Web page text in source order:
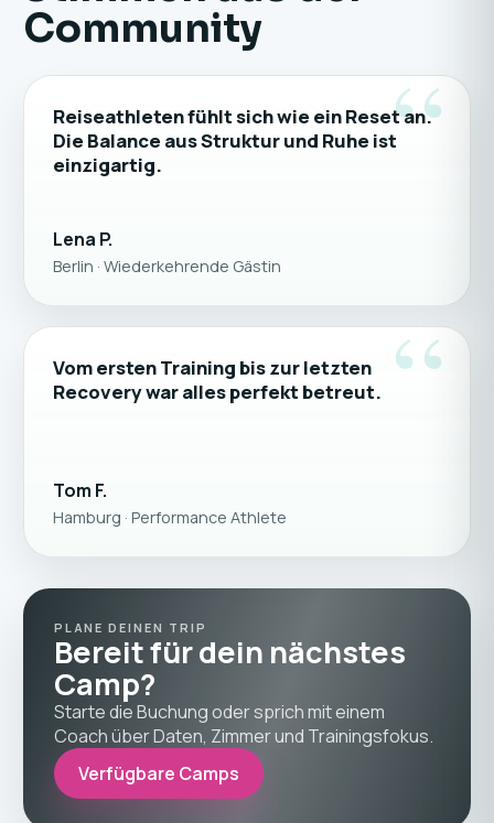
Community
“
Reiseathleten fühlt sich wie ein Reset an.
Die Balance aus Struktur und Ruhe ist
einzigartig.
Lena P.
Berlin · Wiederkehrende Gästin
“
Vom ersten Training bis zur letzten
Recovery war alles perfekt betreut.
Tom F.
Hamburg · Performance Athlete
PLANE DEINEN TRIP
Bereit für dein nächstes
Camp?
Starte die Buchung oder sprich mit einem
Coach über Daten, Zimmer und Trainingsfokus.
Verfügbare Camps